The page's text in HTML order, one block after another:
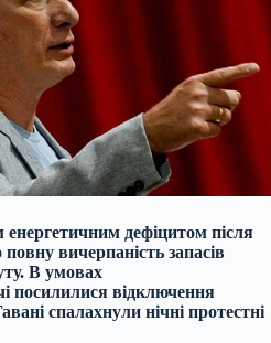
енергетичним дефіцитом після
вичерпаність запасів
В умовах
посилилися відключення
спалахнули нічні протестні